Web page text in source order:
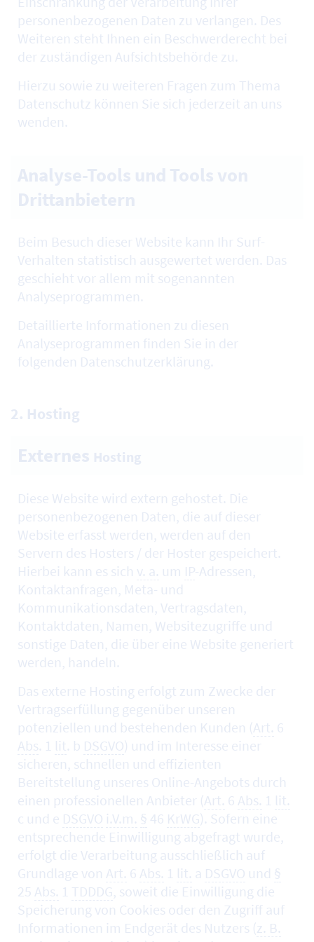
personenbezogenen Daten zu verlangen. Des
Weiteren steht Ihnen ein Beschwerderecht bei
der zuständigen Aufsichtsbehörde zu.
Hierzu sowie zu weiteren Fragen zum Thema
Datenschutz können Sie sich jederzeit an uns
wenden.
Beim Besuch dieser Website kann Ihr Surf-
Verhalten statistisch ausgewertet werden. Das
geschieht vor allem mit sogenannten
Analyseprogrammen.
Detaillierte Informationen zu diesen
Analyseprogrammen finden Sie in der
folgenden Datenschutzerklärung.
2. Hosting
Diese Website wird extern gehostet. Die
personenbezogenen Daten, die auf dieser
Website erfasst werden, werden auf den
Servern des Hosters / der Hoster gespeichert.
Hierbei kann es sich v. a. um IP-Adressen,
Kontaktanfragen, Meta- und
Kommunikationsdaten, Vertragsdaten,
Kontaktdaten, Namen, Websitezugriffe und
sonstige Daten, die über eine Website generiert
werden, handeln.
Das externe Hosting erfolgt zum Zwecke der
Vertragserfüllung gegenüber unseren
potenziellen und bestehenden Kunden (Art. 6
Abs. 1 lit. b DSGVO) und im Interesse einer
sicheren, schnellen und effizienten
Bereitstellung unseres Online-Angebots durch
einen professionellen Anbieter (Art. 6 Abs. 1 lit.
c und e DSGVO i.V.m. § 46 KrWG). Sofern eine
entsprechende Einwilligung abgefragt wurde,
erfolgt die Verarbeitung ausschließlich auf
Grundlage von Art. 6 Abs. 1 lit. a DSGVO und §
25 Abs. 1 TDDDG, soweit die Einwilligung die
Speicherung von Cookies oder den Zugriff auf
Informationen im Endgerät des Nutzers (z. B.